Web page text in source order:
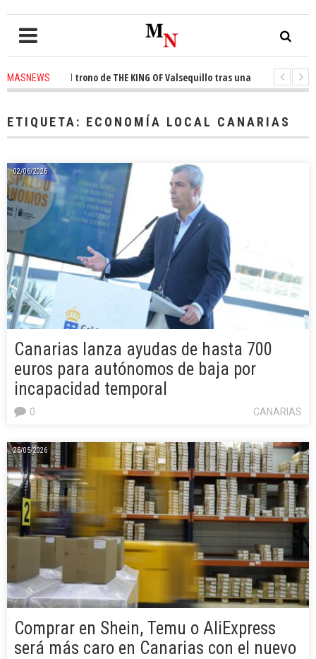
MASNEWSel trono de THE KING OF Valsequillo tras una jornada de
ETIQUETA: ECONOMÍA LOCAL CANARIAS
02/06/2026
Canarias lanza ayudas de hasta 700
euros para autónomos de baja por
incapacidad temporal
CANARIAS
0
25/05/2026
Comprar en Shein, Temu o AliExpress
será más caro en Canarias con el nuevo